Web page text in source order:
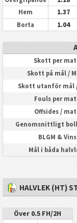
Hem 1.37
Borta 1.04
Skott per
Skott på mål /
Skott utanför mål
Fouls per
Offsides /
Genomsnittligt
BLGM &
Mål i båda
HALVLEK (HT)
Över 0.5 FH/2H